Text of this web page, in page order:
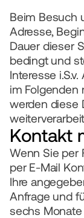
Wir nutzen
© 2026
Impressum
Beim Besuch
Adresse,
Dauer dieser
bedingt und
Interesse i.S.v.
im Folgenden
werden diese
Kontakt
Wenn Sie per
per E-Mail
Ihre
Anfrage und
sechs